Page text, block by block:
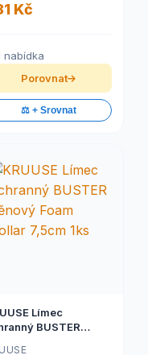
Kč
nabídka
Porovnat
⚖️ + Srovnat
Límec
BUSTER